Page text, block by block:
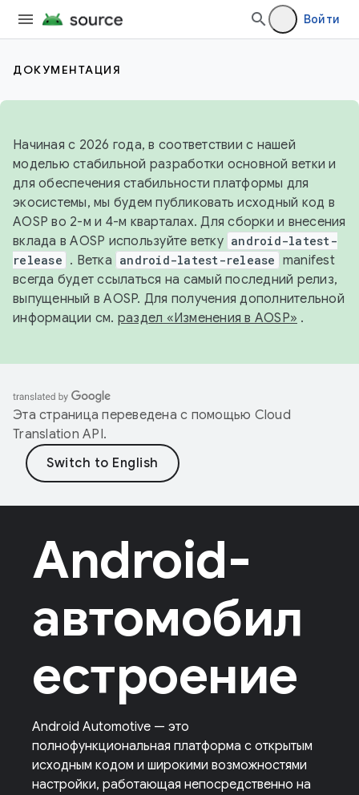
Войти
ДОКУМЕНТАЦИЯ
Начиная с 2026 года, в соответствии с нашей
моделью стабильной разработки основной ветки и
для обеспечения стабильности платформы для
экосистемы, мы будем публиковать исходный код в
AOSP во 2-м и 4-м кварталах. Для сборки и внесения
вклада в AOSP используйте ветку android-latest-
release . Ветка android-latest-release manifest
всегда будет ссылаться на самый последний релиз,
выпущенный в AOSP. Для получения дополнительной
информации см. раздел «Изменения в AOSP» .
Эта страница переведена с помощью Cloud
Translation API.
Android-
автомобил
естроение
Android Automotive — это
полнофункциональная платформа с открытым
исходным кодом и широкими возможностями
настройки, работающая непосредственно на